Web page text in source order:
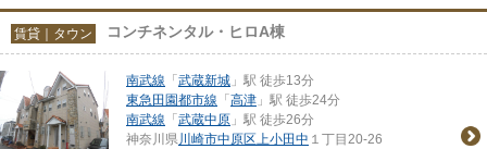
賃貸｜タウン コンチネンタル・ヒロA棟
南武線 「武蔵新城 」駅 徒歩13分
東急田園都市線 「高津 」駅 徒歩24分
南武線 「武蔵中原 」駅 徒歩26分
神奈川県川崎市中原区上小田中 １丁目20-26